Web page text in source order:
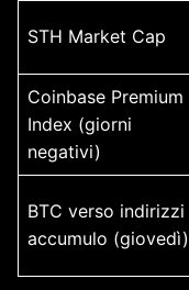
STH Market Cap
Coinbase Premium
Index (giorni
negativi)
BTC verso indirizzi
accumulo (giovedì)